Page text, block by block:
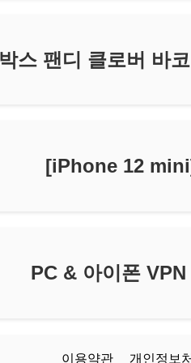
스 팬디 클로버 바
[iPhone 12
PC & 아이폰
이용약관 개인정보